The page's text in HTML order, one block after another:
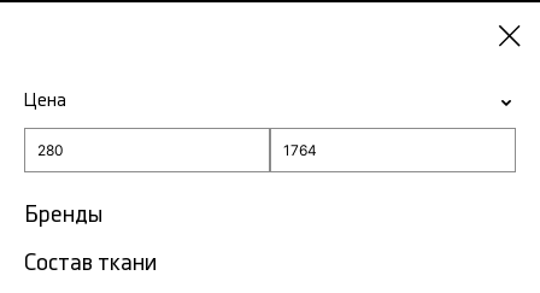
Курточные ткани в Самаре
Цена
Бренды
Состав ткани